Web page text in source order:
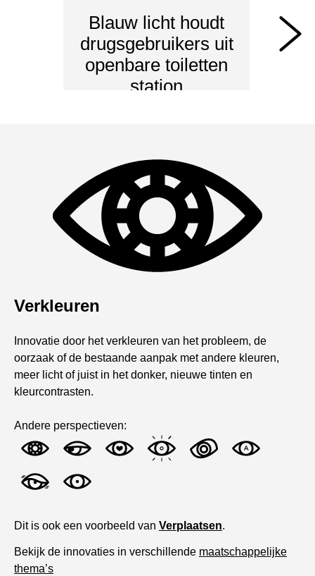
Blauw licht houdt
drugsgebruikers uit
openbare toiletten
station
Verkleuren
Innovatie door het verkleuren van het probleem, de
oorzaak of de bestaande aanpak met andere kleuren,
meer licht of juist in het donker, nieuwe tinten en
kleurcontrasten.
Andere perspectieven:
Dit is ook een voorbeeld van Verplaatsen.
Bekijk de innovaties in verschillende maatschappelijke
thema’s